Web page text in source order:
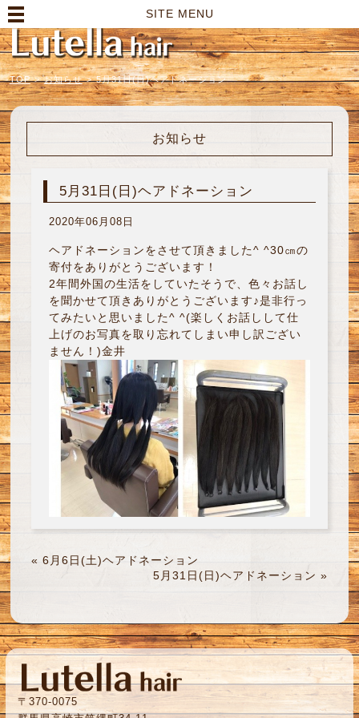
SITE MENU
TOP > お知らせ > 5月31日(日)ヘアドネーション
お知らせ
5月31日(日)ヘアドネーション
2020年06月08日
ヘアドネーションをさせて頂きました^ ^30㎝の
寄付をありがとうございます！
2年間外国の生活をしていたそうで、色々お話し
を聞かせて頂きありがとうございます♪是非行っ
てみたいと思いました^ ^(楽しくお話しして仕
上げのお写真を取り忘れてしまい申し訳ござい
ません！)金井
« 6月6日(土)ヘアドネーション
5月31日(日)ヘアドネーション »
〒370-0075